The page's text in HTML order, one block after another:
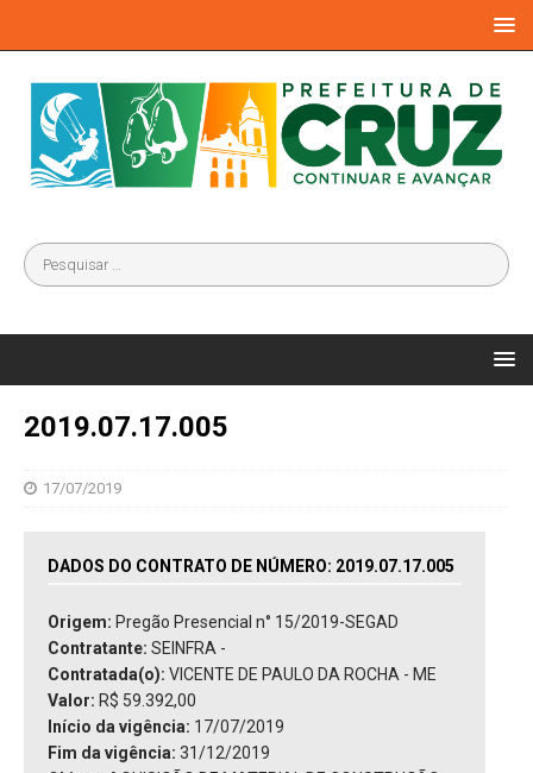
2019.07.17.005
17/07/2019
DADOS DO CONTRATO DE NÚMERO: 2019.07.17.005
Origem: Pregão Presencial n° 15/2019-SEGAD
Contratante: SEINFRA -
Contratada(o): VICENTE DE PAULO DA ROCHA - ME
Valor: R$ 59.392,00
Início da vigência: 17/07/2019
Fim da vigência: 31/12/2019